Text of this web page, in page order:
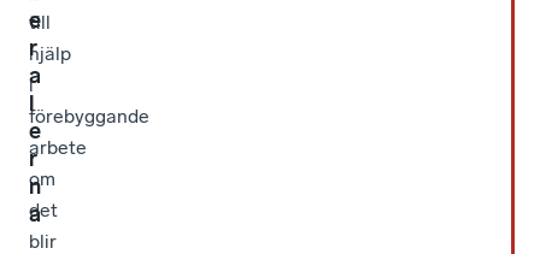
till
hjälp
i
förebyggande
arbete
om
det
blir
e
r
a
l
e
r
n
a